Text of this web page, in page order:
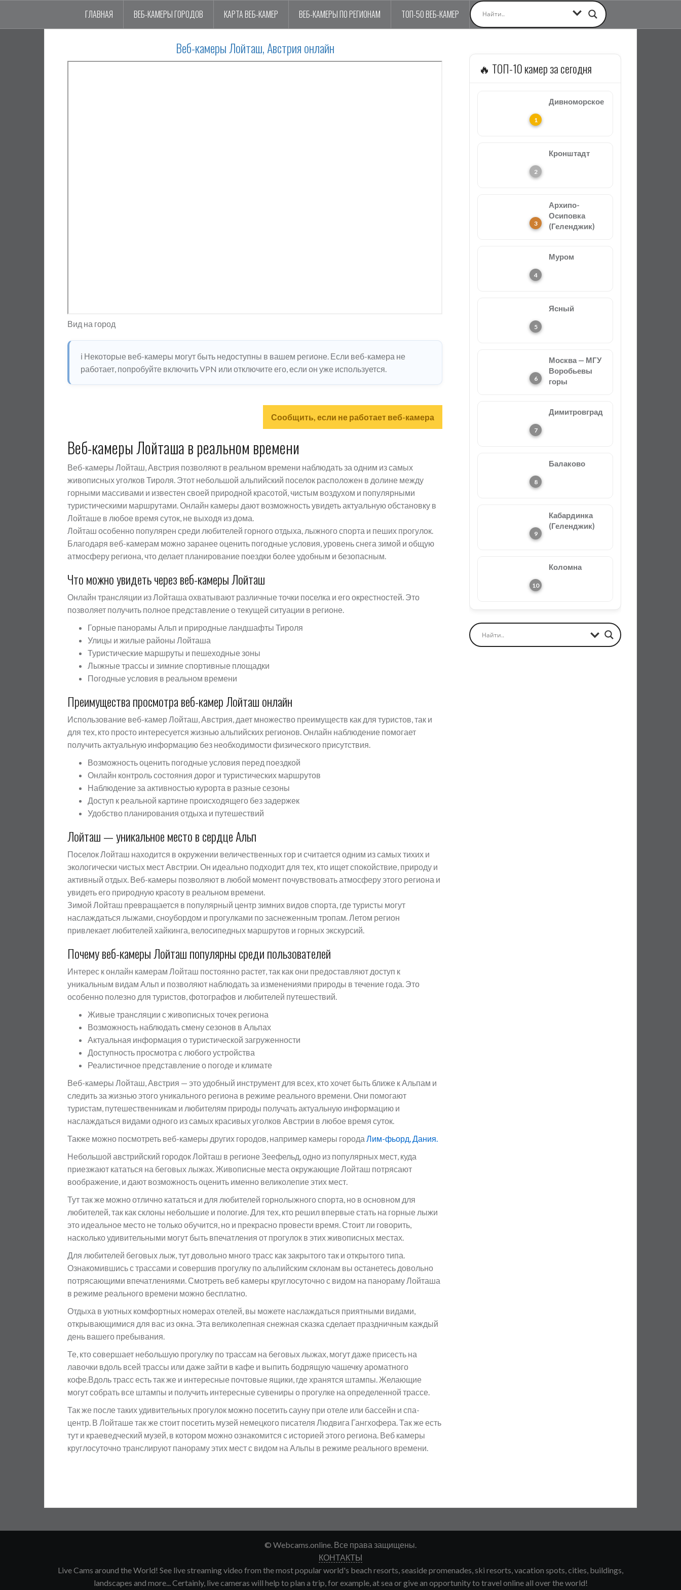
ГЛАВНАЯ ВЕБ-КАМЕРЫ ГОРОДОВ КАРТА ВЕБ-КАМЕР ВЕБ-КАМЕРЫ ПО РЕГИОНАМ ТОП-50 ВЕБ-КАМЕР
Веб-камеры Лойташ, Австрия онлайн
Вид на город
ℹ️ Некоторые веб-камеры могут быть недоступны в вашем регионе. Если веб-камера не
работает, попробуйте включить VPN или отключите его, если он уже используется.
Сообщить, если не работает веб-камера
Веб-камеры Лойташа в реальном времени
Веб-камеры Лойташ, Австрия позволяют в реальном времени наблюдать за одним из самых
живописных уголков Тироля. Этот небольшой альпийский поселок расположен в долине между
горными массивами и известен своей природной красотой, чистым воздухом и популярными
туристическими маршрутами. Онлайн камеры дают возможность увидеть актуальную обстановку в
Лойташе в любое время суток, не выходя из дома.
Лойташ особенно популярен среди любителей горного отдыха, лыжного спорта и пеших прогулок.
Благодаря веб-камерам можно заранее оценить погодные условия, уровень снега зимой и общую
атмосферу региона, что делает планирование поездки более удобным и безопасным.
Что можно увидеть через веб-камеры Лойташ
Онлайн трансляции из Лойташа охватывают различные точки поселка и его окрестностей. Это
позволяет получить полное представление о текущей ситуации в регионе.
Горные панорамы Альп и природные ландшафты Тироля
Улицы и жилые районы Лойташа
Туристические маршруты и пешеходные зоны
Лыжные трассы и зимние спортивные площадки
Погодные условия в реальном времени
Преимущества просмотра веб-камер Лойташ онлайн
Использование веб-камер Лойташ, Австрия, дает множество преимуществ как для туристов, так и
для тех, кто просто интересуется жизнью альпийских регионов. Онлайн наблюдение помогает
получить актуальную информацию без необходимости физического присутствия.
Возможность оценить погодные условия перед поездкой
Онлайн контроль состояния дорог и туристических маршрутов
Наблюдение за активностью курорта в разные сезоны
Доступ к реальной картине происходящего без задержек
Удобство планирования отдыха и путешествий
Лойташ — уникальное место в сердце Альп
Поселок Лойташ находится в окружении величественных гор и считается одним из самых тихих и
экологически чистых мест Австрии. Он идеально подходит для тех, кто ищет спокойствие, природу и
активный отдых. Веб-камеры позволяют в любой момент почувствовать атмосферу этого региона и
увидеть его природную красоту в реальном времени.
Зимой Лойташ превращается в популярный центр зимних видов спорта, где туристы могут
наслаждаться лыжами, сноубордом и прогулками по заснеженным тропам. Летом регион
привлекает любителей хайкинга, велосипедных маршрутов и горных экскурсий.
Почему веб-камеры Лойташ популярны среди пользователей
Интерес к онлайн камерам Лойташ постоянно растет, так как они предоставляют доступ к
уникальным видам Альп и позволяют наблюдать за изменениями природы в течение года. Это
особенно полезно для туристов, фотографов и любителей путешествий.
Живые трансляции с живописных точек региона
Возможность наблюдать смену сезонов в Альпах
Актуальная информация о туристической загруженности
Доступность просмотра с любого устройства
Реалистичное представление о погоде и климате
Веб-камеры Лойташ, Австрия — это удобный инструмент для всех, кто хочет быть ближе к Альпам и
следить за жизнью этого уникального региона в режиме реального времени. Они помогают
туристам, путешественникам и любителям природы получать актуальную информацию и
наслаждаться видами одного из самых красивых уголков Австрии в любое время суток.
Также можно посмотреть веб-камеры других городов, например камеры города Лим-фьорд, Дания.
Небольшой австрийский городок Лойташ в регионе Зеефельд, одно из популярных мест, куда
приезжают кататься на беговых лыжах. Живописные места окружающие Лойташ потрясают
воображение, и дают возможность оценить именно великолепие этих мест.
Тут так же можно отлично кататься и для любителей горнолыжного спорта, но в основном для
любителей, так как склоны небольшие и пологие. Для тех, кто решил впервые стать на горные лыжи
это идеальное место не только обучится, но и прекрасно провести время. Стоит ли говорить,
насколько удивительными могут быть впечатления от прогулок в этих живописных местах.
Для любителей беговых лыж, тут довольно много трасс как закрытого так и открытого типа.
Ознакомившись с трассами и совершив прогулку по альпийским склонам вы останетесь довольно
потрясающими впечатлениями. Смотреть веб камеры круглосуточно с видом на панораму Лойташа
в режиме реального времени можно бесплатно.
Отдыха в уютных комфортных номерах отелей, вы можете наслаждаться приятными видами,
открывающимися для вас из окна. Эта великолепная снежная сказка сделает праздничным каждый
день вашего пребывания.
Те, кто совершает небольшую прогулку по трассам на беговых лыжах, могут даже присесть на
лавочки вдоль всей трассы или даже зайти в кафе и выпить бодрящую чашечку ароматного
кофе.Вдоль трасс есть так же и интересные почтовые ящики, где хранятся штампы. Желающие
могут собрать все штампы и получить интересные сувениры о прогулке на определенной трассе.
Так же после таких удивительных прогулок можно посетить сауну при отеле или бассейн и спа-
центр. В Лойташе так же стоит посетить музей немецкого писателя Людвига Гангхофера. Так же есть
тут и краеведческий музей, в котором можно ознакомится с историей этого региона. Веб камеры
круглосуточно транслируют панораму этих мест с видом на Альпы в режиме реального времени.
🔥 ТОП-10 камер за сегодня
Дивноморское
Кронштадт
Архипо-
Осиповка
(Геленджик)
Муром
Ясный
Москва — МГУ
Воробьевы
горы
Димитровград
Балаково
Кабардинка
(Геленджик)
Коломна
© Webcams.online. Все права защищены.
КОНТАКТЫ
Live Cams around the World! See live streaming video from the most popular world's beach resorts, seaside promenades, ski resorts, vacation spots, cities, buildings,
landscapes and more... Certainly, live cameras will help to plan a trip, for example, at sea or give an opportunity to travel online all over the world!